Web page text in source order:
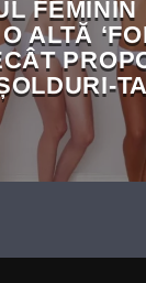
FEMININ
ALTĂ